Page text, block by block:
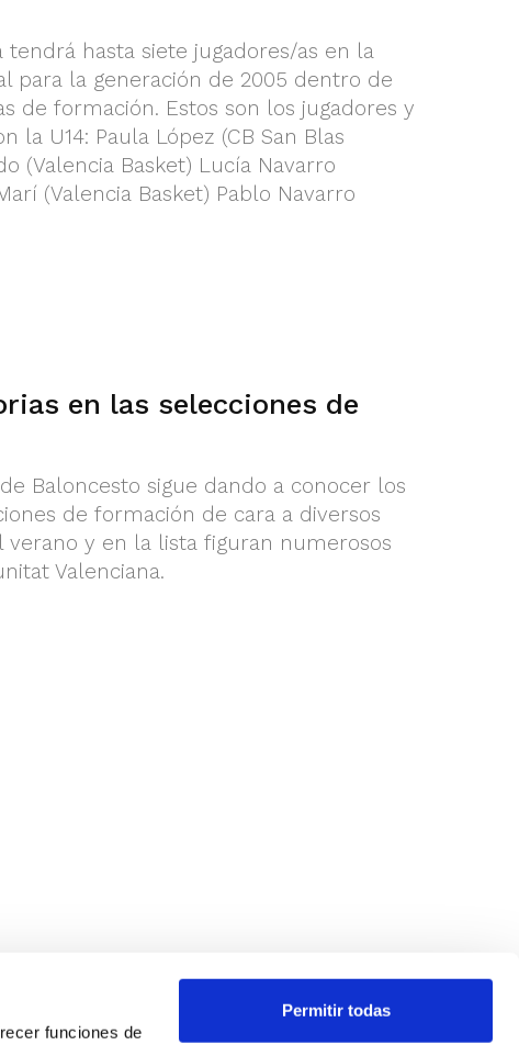
funciones de
Permitir todas
tendrá hasta siete jugadores/as en la
para la generación de 2005 dentro de
de formación. Estos son los jugadores y
la U14: Paula López (CB San Blas
(Valencia Basket) Lucía Navarro
(Valencia Basket) Pablo Navarro
en las selecciones de
Baloncesto sigue dando a conocer los
de formación de cara a diversos
y en la lista figuran numerosos
Valenciana.